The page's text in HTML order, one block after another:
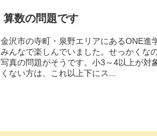
算数の問題です
金沢市の寺町・泉野エリアにあるONE進
みんなで楽しんでいました。せっかくな
写真の問題がそうです。小3～4以上が対
くない方は、これ以上下にス...